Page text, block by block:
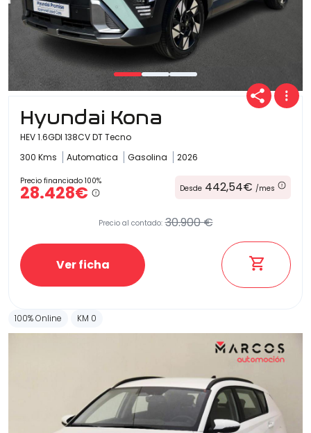
Hyundai Kona
HEV 1.6GDI 138CV DT Tecno
300 Kms
Automatica Gasolina 2026
Precio financiado 100%
28.428€ Desde 442,54€ /mes
Precio al contado: 30.900 €
Ver ficha
100% Online KM 0